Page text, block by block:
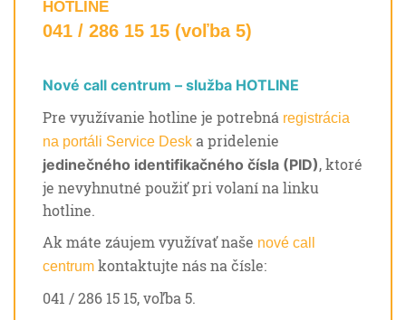
HOTLINE
041 / 286 15 15 (voľba 5)
Nové call centrum – služba HOTLINE
Pre využívanie hotline je potrebná registrácia
na portáli Service Desk a pridelenie
jedinečného identifikačného čísla (PID), ktoré
je nevyhnutné použiť pri volaní na linku
hotline.
Ak máte záujem využívať naše nové call
centrum kontaktujte nás na čísle:
041 / 286 15 15, voľba 5.